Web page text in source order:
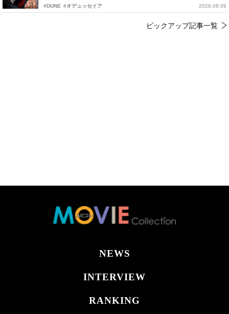
#DUNE #オデュッセイア 2026.08.09
ピックアップ記事一覧
NEWS
INTERVIEW
RANKING